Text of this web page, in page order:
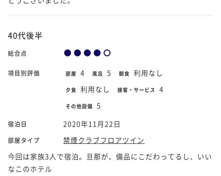
40代後半
総合点
項目別評価 部屋 4 風呂 5 朝食 利用なし
夕食 利用なし 接客・サービス 4
その他設備 5
宿泊日 2020年11月22日
部屋タイプ
禁煙クラブフロアツイン
今回は家族3人で宿泊。旦那が、備品にこだわってるし、いい
なこのホテル